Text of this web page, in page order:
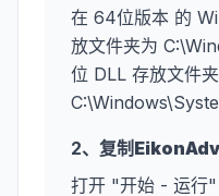
在 64位版本 的
放文件夹为
位 DLL 存放文件
2、复制
打开 "开始 - 运行